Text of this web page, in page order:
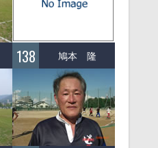
138 鳩本 隆